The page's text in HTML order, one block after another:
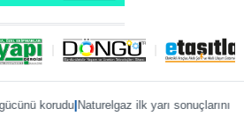
korudu|Naturelgaz ilk yarı sonuçlarını